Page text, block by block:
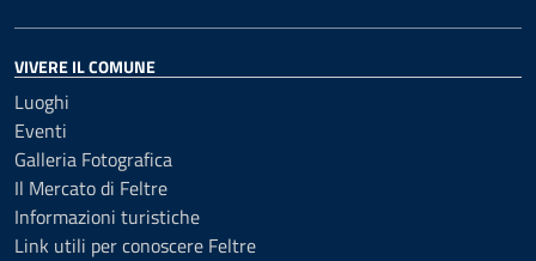
VIVERE IL COMUNE
Luoghi
Eventi
Galleria Fotografica
Il Mercato di Feltre
Informazioni turistiche
Link utili per conoscere Feltre